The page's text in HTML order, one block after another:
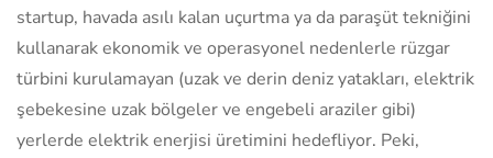
startup, havada asılı kalan uçurtma ya da paraşüt tekniğini
kullanarak ekonomik ve operasyonel nedenlerle rüzgar
türbini kurulamayan (uzak ve derin deniz yatakları, elektrik
şebekesine uzak bölgeler ve engebeli araziler gibi)
yerlerde elektrik enerjisi üretimini hedefliyor. Peki,